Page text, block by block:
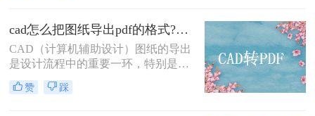
作伙伴交流的理想选择。那么cad转换
pdf怎么转换呢？本文将介绍两种将
CAD文件转换为PDF的高效方法。
cad怎么把图纸导出pdf的格式?了解下这二种转换方法！
CAD（计算机辅助设计）图纸的导出
是设计流程中的重要一环，特别是在
需要将设计成果与他人共享或进行打
印时，PDF格式因其跨平台兼容性和
赞 踩